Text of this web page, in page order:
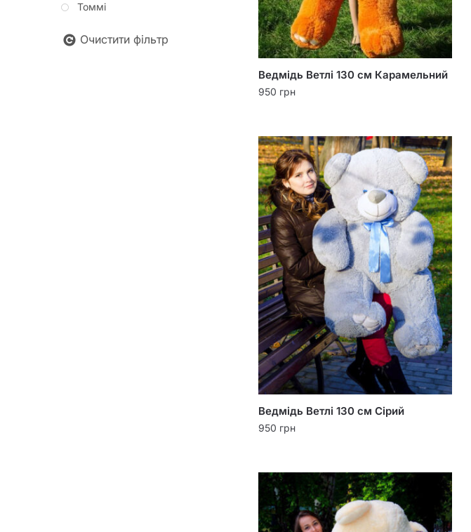
Ведмідь Ветлі 130 см Карамельний
950 грн
Ведмідь Ветлі 130 см Сірий
950 грн
Томмі
Очистити фільтр